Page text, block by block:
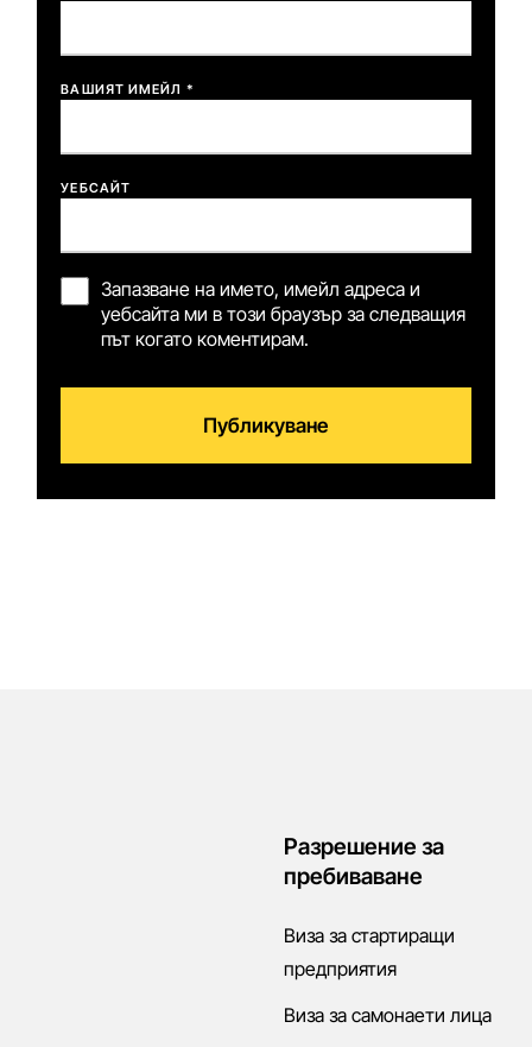
ВАШИЯТ ИМЕЙЛ *
УЕБСАЙТ
Запазване на името, имейл адреса и
уебсайта ми в този браузър за следващия
път когато коментирам.
Публикуване
Разрешение за
пребиваване
Виза за стартиращи
предприятия
Виза за самонаети лица